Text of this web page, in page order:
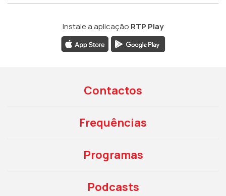
Instale a aplicação RTP Play
Contactos
Frequências
Programas
Podcasts